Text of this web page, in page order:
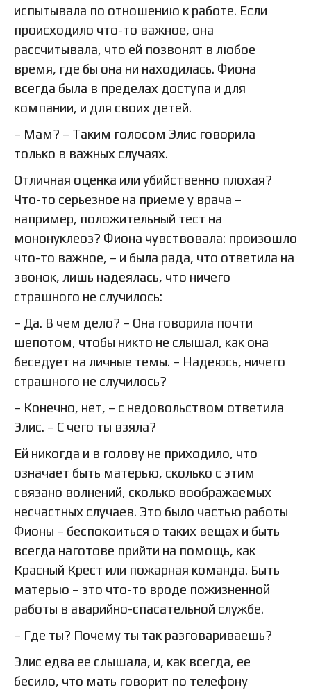
испытывала по отношению к работе. Если
происходило что-то важное, она
рассчитывала, что ей позвонят в любое
время, где бы она ни находилась. Фиона
всегда была в пределах доступа и для
компании, и для своих детей.
– Мам? – Таким голосом Элис говорила
только в важных случаях.
Отличная оценка или убийственно плохая?
Что-то серьезное на приеме у врача –
например, положительный тест на
мононуклеоз? Фиона чувствовала: произошло
что-то важное, – и была рада, что ответила на
звонок, лишь надеялась, что ничего
страшного не случилось:
– Да. В чем дело? – Она говорила почти
шепотом, чтобы никто не слышал, как она
беседует на личные темы. – Надеюсь, ничего
страшного не случилось?
– Конечно, нет, – с недовольством ответила
Элис. – С чего ты взяла?
Ей никогда и в голову не приходило, что
означает быть матерью, сколько с этим
связано волнений, сколько воображаемых
несчастных случаев. Это было частью работы
Фионы – беспокоиться о таких вещах и быть
всегда наготове прийти на помощь, как
Красный Крест или пожарная команда. Быть
матерью – это что-то вроде пожизненной
работы в аварийно-спасательной службе.
– Где ты? Почему ты так разговариваешь?
Элис едва ее слышала, и, как всегда, ее
бесило, что мать говорит по телефону